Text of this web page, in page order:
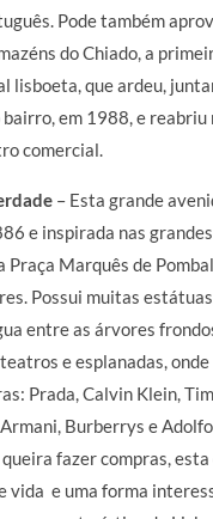
Pode também
do Chiado, a
lisboeta, que ardeu,
em 1988, e reabriu
comercial.
– Esta grande
e inspirada nas
Praça Marquês de
Possui muitas
entre as árvores
e esplanadas,
Prada, Calvin Klein,
Burberrys e
fazer compras, esta
vida e uma forma